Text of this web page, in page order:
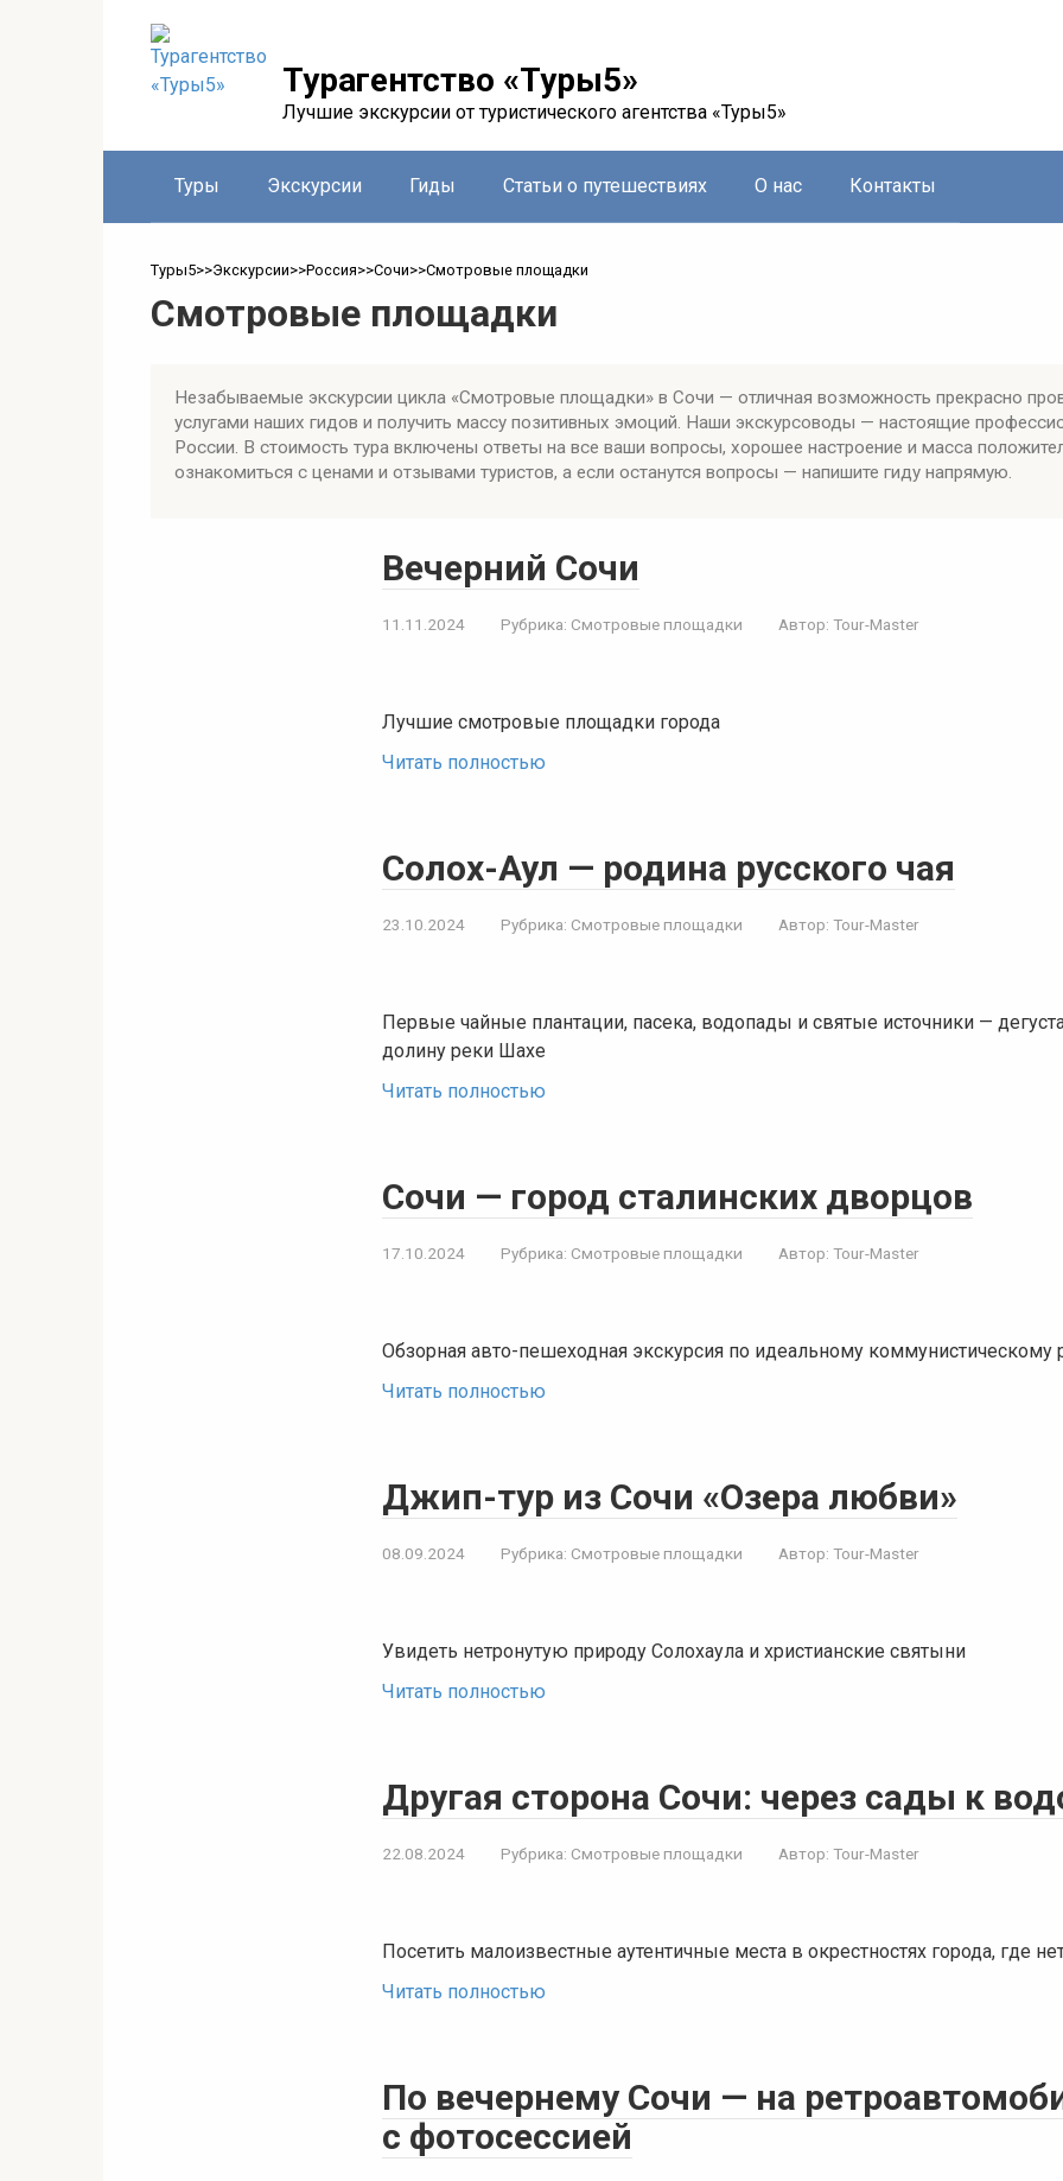
Турагентство «Туры5»
Лучшие экскурсии от туристического агентства «Туры5»
Туры Экскурсии Гиды Статьи о путешествиях О нас Контакты
Туры5>>Экскурсии>>Россия>>Сочи>>Смотровые площадки
Смотровые площадки
Незабываемые экскурсии цикла «Смотровые площадки» в Сочи — отличная возможность прекрасно
услугами наших гидов и получить массу позитивных эмоций. Наши экскурсоводы — настоящие
России. В стоимость тура включены ответы на все ваши вопросы, хорошее настроение и масса
ознакомиться с ценами и отзывами туристов, а если останутся вопросы — напишите гиду напрямую.
Вечерний Сочи
11.11.2024 Рубрика: Смотровые площадки Автор: Tour-Master
Лучшие смотровые площадки города
Читать полностью
Солох-Аул — родина русского чая
23.10.2024 Рубрика: Смотровые площадки Автор: Tour-Master
Первые чайные плантации, пасека, водопады и святые источники —
долину реки Шахе
Читать полностью
Сочи — город сталинских дворцов
17.10.2024 Рубрика: Смотровые площадки Автор: Tour-Master
Обзорная авто-пешеходная экскурсия по идеальному коммунистическому
Читать полностью
Джип-тур из Сочи «Озера любви»
08.09.2024 Рубрика: Смотровые площадки Автор: Tour-Master
Увидеть нетронутую природу Солохаула и христианские святыни
Читать полностью
Другая сторона Сочи: через сады к
22.08.2024 Рубрика: Смотровые площадки Автор: Tour-Master
Посетить малоизвестные аутентичные места в окрестностях города, где
Читать полностью
По вечернему Сочи — на
с фотосессией